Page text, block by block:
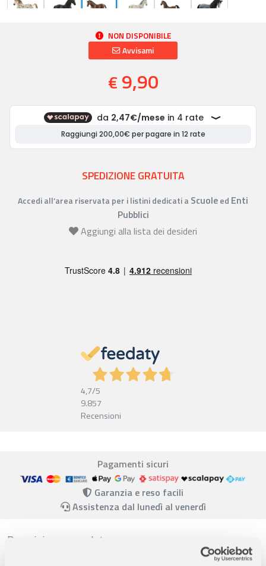
NON DISPONIBILE
Avvisami
€ 9,90
SPEDIZIONE GRATUITA
Accedi all’area riservata per i listini dedicati a Scuoleed Enti
Pubblici
Aggiungi alla lista dei desideri
4,7/5
9.857
Recensioni
Pagamenti sicuri
Garanzia e reso facili
Assistenza dal lunedì al venerdì
Descrizione completa